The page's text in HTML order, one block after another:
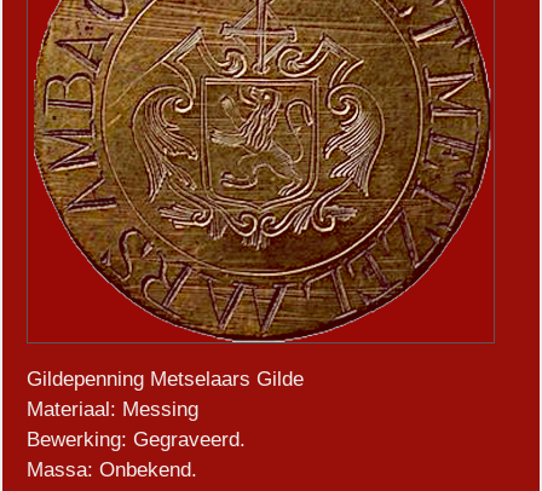
Gildepenning Metselaars Gilde
Materiaal: Messing
Bewerking: Gegraveerd.
Massa: Onbekend.